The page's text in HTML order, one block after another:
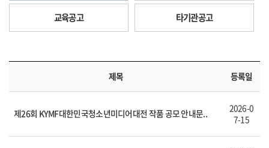
교육공고 타기관공고
제목 등록일
제26회 KYMF대한민국청소년미디어대전 작품 공모 안내문..
2026-0
7-15